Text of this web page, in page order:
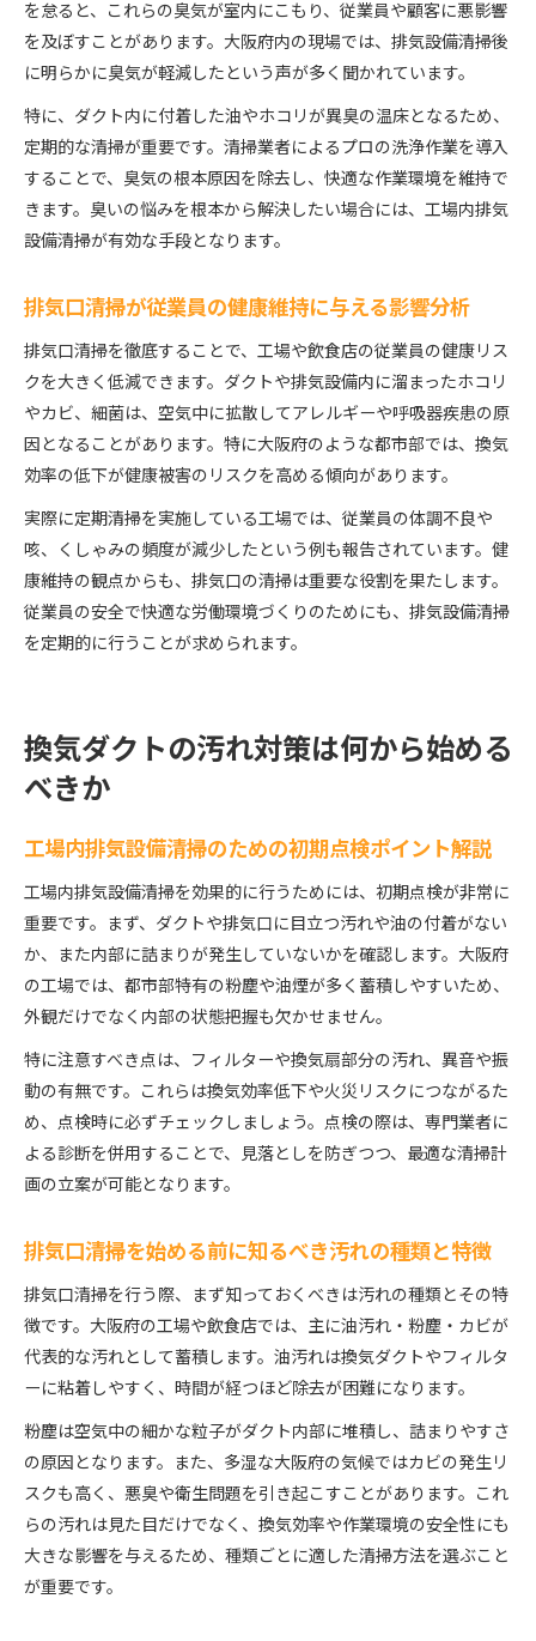
を怠ると、これらの臭気が室内にこもり、従業員や顧客に悪影響
を及ぼすことがあります。大阪府内の現場では、排気設備清掃後
に明らかに臭気が軽減したという声が多く聞かれています。
特に、ダクト内に付着した油やホコリが異臭の温床となるため、
定期的な清掃が重要です。清掃業者によるプロの洗浄作業を導入
することで、臭気の根本原因を除去し、快適な作業環境を維持で
きます。臭いの悩みを根本から解決したい場合には、工場内排気
設備清掃が有効な手段となります。
排気口清掃が従業員の健康維持に与える影響分析
排気口清掃を徹底することで、工場や飲食店の従業員の健康リス
クを大きく低減できます。ダクトや排気設備内に溜まったホコリ
やカビ、細菌は、空気中に拡散してアレルギーや呼吸器疾患の原
因となることがあります。特に大阪府のような都市部では、換気
効率の低下が健康被害のリスクを高める傾向があります。
実際に定期清掃を実施している工場では、従業員の体調不良や
咳、くしゃみの頻度が減少したという例も報告されています。健
康維持の観点からも、排気口の清掃は重要な役割を果たします。
従業員の安全で快適な労働環境づくりのためにも、排気設備清掃
を定期的に行うことが求められます。
換気ダクトの汚れ対策は何から始める
べきか
工場内排気設備清掃のための初期点検ポイント解説
工場内排気設備清掃を効果的に行うためには、初期点検が非常に
重要です。まず、ダクトや排気口に目立つ汚れや油の付着がない
か、また内部に詰まりが発生していないかを確認します。大阪府
の工場では、都市部特有の粉塵や油煙が多く蓄積しやすいため、
外観だけでなく内部の状態把握も欠かせません。
特に注意すべき点は、フィルターや換気扇部分の汚れ、異音や振
動の有無です。これらは換気効率低下や火災リスクにつながるた
め、点検時に必ずチェックしましょう。点検の際は、専門業者に
よる診断を併用することで、見落としを防ぎつつ、最適な清掃計
画の立案が可能となります。
排気口清掃を始める前に知るべき汚れの種類と特徴
排気口清掃を行う際、まず知っておくべきは汚れの種類とその特
徴です。大阪府の工場や飲食店では、主に油汚れ・粉塵・カビが
代表的な汚れとして蓄積します。油汚れは換気ダクトやフィルタ
ーに粘着しやすく、時間が経つほど除去が困難になります。
粉塵は空気中の細かな粒子がダクト内部に堆積し、詰まりやすさ
の原因となります。また、多湿な大阪府の気候ではカビの発生リ
スクも高く、悪臭や衛生問題を引き起こすことがあります。これ
らの汚れは見た目だけでなく、換気効率や作業環境の安全性にも
大きな影響を与えるため、種類ごとに適した清掃方法を選ぶこと
が重要です。